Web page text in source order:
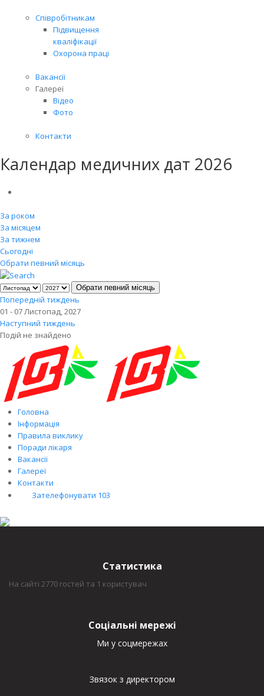
Співробітникам
Підвищення
кваліфікації
Охорона праці
Вакансії
Галереї
Відео
Фото
Контакти
Календар медичних дат 2026
За роком
За місяцем
За тижнем
Сьогодні
Обрати певний місяць
Обрати певний місяць
Попередній тиждень
01 - 07 Листопад, 2027
Наступний тиждень
Подій не знайдено
Головна
Інформація
Правила виклику
Поради лікаря
Вакансії
Галереї
Контакти
Зателефонувати 103
Статистика
На сайті 2770 гостей та 1 користувач
Соціальні мережі
Ми у соцмережах
Звязок з директором